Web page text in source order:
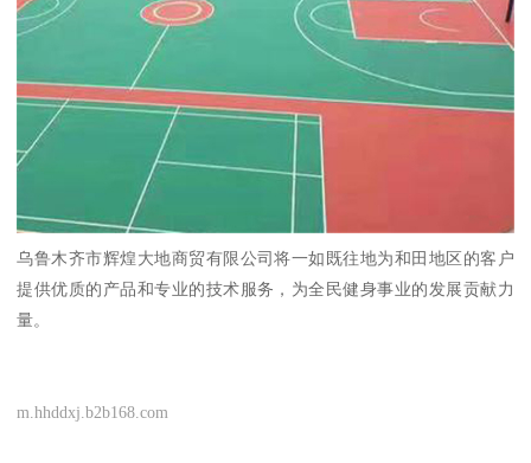
乌鲁木齐市辉煌大地商贸有限公司将一如既往地为和田地区的客户
提供优质的产品和专业的技术服务，为全民健身事业的发展贡献力
量。
m.hhddxj.b2b168.com